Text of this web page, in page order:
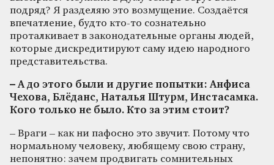
подряд? Я разделяю это возмущение. Создаётся
впечатление, будто кто-то сознательно
проталкивает в законодательные органы людей,
которые дискредитируют саму идею народного
представительства.
– А до этого были и другие попытки: Анфиса
Чехова, Блёданс, Наталья Штурм, Инстасамка.
Кого только не было. Кто за этим стоит?
– Враги – как ни пафосно это звучит. Потому что
нормальному человеку, любящему свою страну,
непонятно: зачем продвигать сомнительных